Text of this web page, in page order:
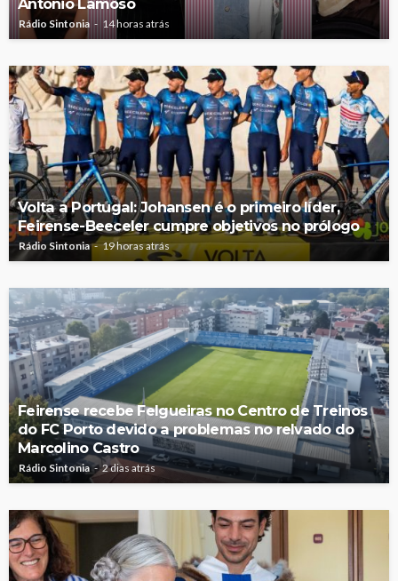
António Lamoso
Rádio Sintonia 14 horas atrás
Volta a Portugal: Johansen é o primeiro líder,
Feirense-Beeceler cumpre objetivos no prólogo
Rádio Sintonia 19 horas atrás
Feirense recebe Felgueiras no Centro de Treinos
do FC Porto devido a problemas no relvado do
Marcolino Castro
Rádio Sintonia 2 dias atrás